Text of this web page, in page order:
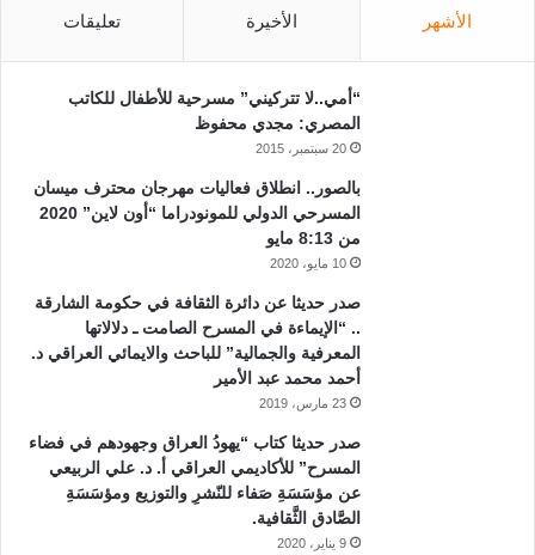
الأشهر الأخيرة تعليقات
“أمي..لا تتركيني” مسرحية للأطفال للكاتب
المصري: مجدي محفوظ
20 سبتمبر، 2015
بالصور.. انطلاق فعاليات مهرجان محترف ميسان
المسرحي الدولي للمونودراما “أون لاين” 2020
من 8:13 مايو
10 مايو، 2020
صدر حديثا عن دائرة الثقافة في حكومة الشارقة
.. “الإيماءة في المسرح الصامت ـ دلالاتها
المعرفية والجمالية” للباحث والايمائي العراقي د.
أحمد محمد عبد الأمير
23 مارس، 2019
صدر حديثا كتاب “يهودُ العراق وجهودهم في فضاء
المسرح” للأكاديمي العراقي أ. د. علي الربيعي
عن مؤسَسَةِ صَفاء للنّشرِ والتوزيع ومؤسَسَةِ
الصَّادق الثَّقافية.
9 يناير، 2020